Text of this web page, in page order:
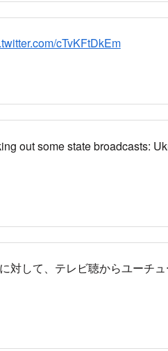
局の放送が一時停止